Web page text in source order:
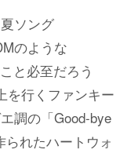
ソング
のような
と必至だろう
を行くファンキー
調の「Good-bye
れたハートウォ